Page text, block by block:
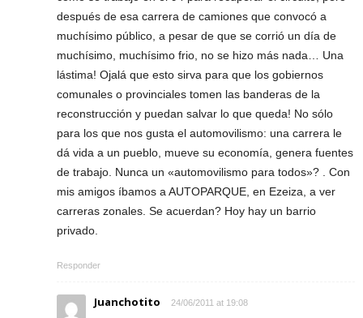
después de esa carrera de camiones que convocó a
muchísimo público, a pesar de que se corrió un día de
muchísimo, muchísimo frio, no se hizo más nada… Una
lástima! Ojalá que esto sirva para que los gobiernos
comunales o provinciales tomen las banderas de la
reconstrucción y puedan salvar lo que queda! No sólo
para los que nos gusta el automovilismo: una carrera le
dá vida a un pueblo, mueve su economía, genera fuentes
de trabajo. Nunca un «automovilismo para todos»? . Con
mis amigos íbamos a AUTOPARQUE, en Ezeiza, a ver
carreras zonales. Se acuerdan? Hoy hay un barrio
privado.
Responder
Juanchotito 24/06/2011 at 19:08